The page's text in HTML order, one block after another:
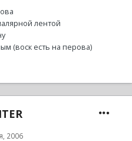
лентой
(воск есть на перова)
2006